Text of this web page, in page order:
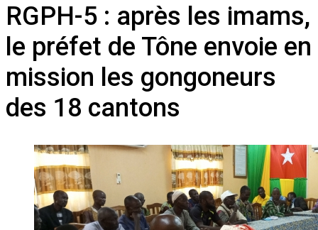
RGPH-5 : après les imams,
le préfet de Tône envoie en
mission les gongoneurs
des 18 cantons